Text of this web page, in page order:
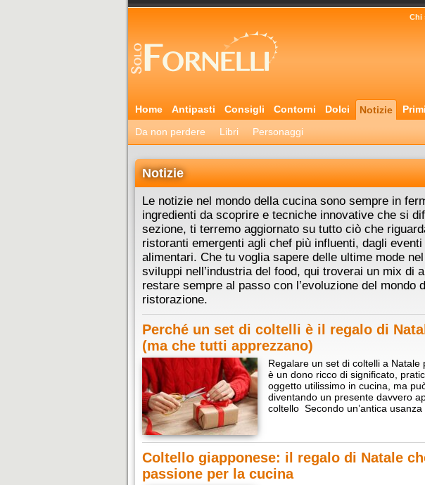
Chi
Home Antipasti Consigli Contorni Dolci Notizie
Da non perdere
Libri Personaggi
Notizie
Le notizie nel mondo della cucina sono sempre in
ingredienti da scoprire e tecniche innovative che si
sezione, ti terremo aggiornato su tutto ciò che
ristoranti emergenti agli chef più influenti, dagli
alimentari. Che tu voglia sapere delle ultime mode
sviluppi nell’industria del food, qui troverai un mix di
restare sempre al passo con l’evoluzione del mondo
ristorazione.
Perché un set di coltelli è il regalo di
(ma che tutti apprezzano)
Regalare un set di coltelli a
è un dono ricco di significato,
oggetto utilissimo in cucina, ma
diventando un presente davvero
coltello Secondo un’antica
Coltello giapponese: il regalo di Natale
passione per la cucina